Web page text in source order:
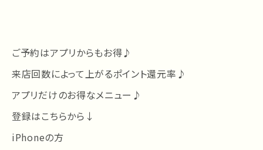
ご予約はアプリからもお得♪
来店回数によって上がるポイント還元率♪
アプリだけのお得なメニュー♪
登録はこちらから↓
iPhoneの方